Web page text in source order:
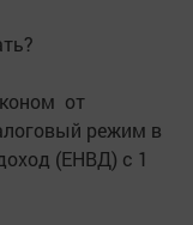
от
режим в
(ЕНВД) с 1